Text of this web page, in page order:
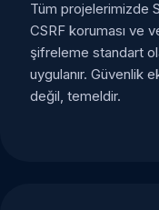
Tüm projelerimizde
CSRF koruması ve
şifreleme standart
uygulanır. Güvenlik
değil, temeldir.